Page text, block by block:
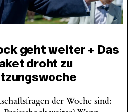
geht weiter + Das
droht zu
der Woche sind: